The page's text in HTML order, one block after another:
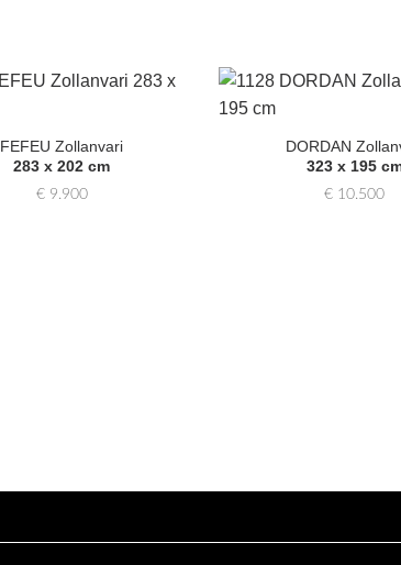
Auswahl
FEFEU Zollanvari
283 x 202 cm
€9.900
DORDAN
323 x 195
€ 10.500